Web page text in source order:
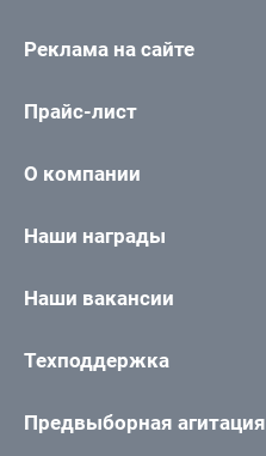
Реклама на сайте
Прайс-лист
О компании
Наши награды
Наши вакансии
Техподдержка
Предвыборная агитация